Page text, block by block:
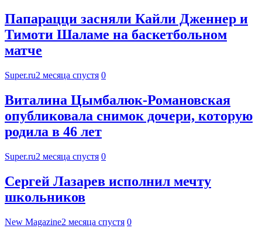
Папарацци засняли Кайли Дженнер и
Тимоти Шаламе на баскетбольном
матче
Super.ru2 месяца спустя 0
Виталина Цымбалюк‑Романовская
опубликовала снимок дочери, которую
родила в 46 лет
Super.ru2 месяца спустя 0
Сергей Лазарев исполнил мечту
школьников
New Magazine2 месяца спустя 0